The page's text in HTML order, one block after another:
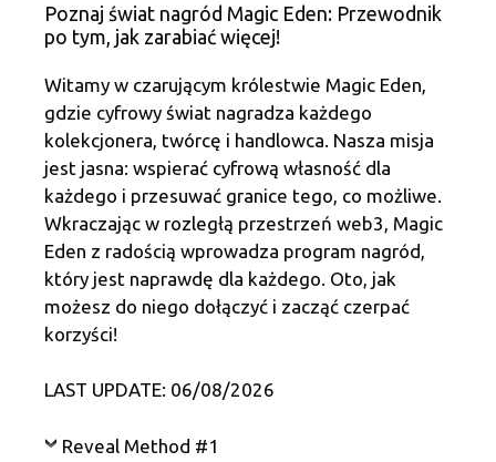
Poznaj świat nagród Magic Eden: Przewodnik
po tym, jak zarabiać więcej!
Witamy w czarującym królestwie Magic Eden,
gdzie cyfrowy świat nagradza każdego
kolekcjonera, twórcę i handlowca. Nasza misja
jest jasna: wspierać cyfrową własność dla
każdego i przesuwać granice tego, co możliwe.
Wkraczając w rozległą przestrzeń web3, Magic
Eden z radością wprowadza program nagród,
który jest naprawdę dla każdego. Oto, jak
możesz do niego dołączyć i zacząć czerpać
korzyści!
LAST UPDATE: 06/08/2026
Reveal Method #1